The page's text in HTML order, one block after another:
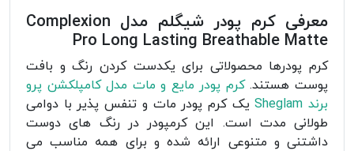
معرفی کرم پودر شیگلم مدل Complexion
Pro Long Lasting Breathable Matte
کرم پودرها محصولاتی برای یکدست کردن رنگ و بافت
پوست هستند.کرم پودر مایع و مات مدل کامپلکشن پرو
برند Sheglam
یک کرم پودر مات و تنفس پذیر با دوامی
طولانی مدت است. این کرمپودر در رنگ های دوست
داشتنی و متنوعی ارائه شده و برای همه مناسب می